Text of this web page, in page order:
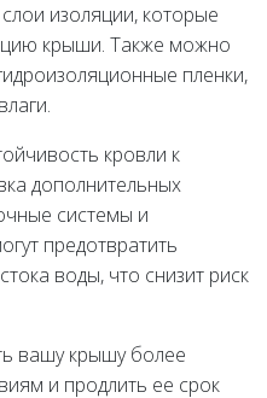
изоляции, которые
крыши. Также можно
пленки,
кровли к
дополнительных
системы и
предотвратить
воды, что снизит риск
вашу крышу более
и продлить ее срок